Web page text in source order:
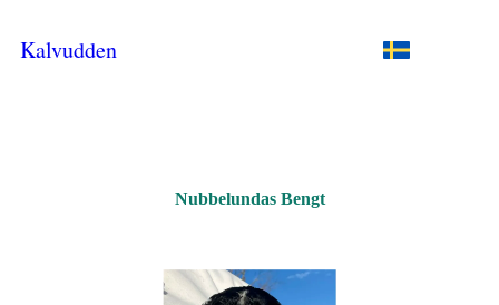
Kalvudden
Nubbelundas Bengt